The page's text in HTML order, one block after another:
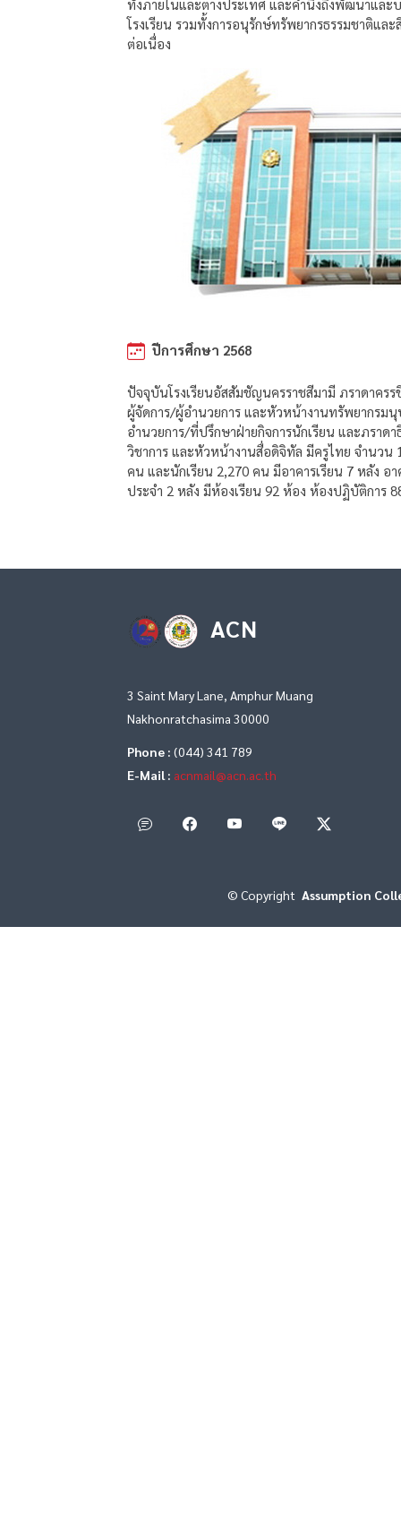
ทั้งภายในและต่างประเทศ และคำนึงถึงพัฒนาและ
โรงเรียน รวมทั้งการอนุรักษ์ทรัพยากรธรรมชาติแ
ต่อเนื่อง
ปีการศึกษา 2568
ปัจจุบันโรงเรียนอัสสัมชัญนครราชสีมามี ภราดาค
ผู้จัดการ/ผู้อำนวยการ และหัวหน้างานทรัพยากรม
อำนวยการ/ที่ปรึกษาฝ่ายกิจการนักเรียน และภราด
วิชาการ และหัวหน้างานสื่อดิจิทัล มีครูไทย จำนวน
คน และนักเรียน 2,270 คน มีอาคารเรียน 7 หลัง
ประจำ 2 หลัง มีห้องเรียน 92 ห้อง ห้องปฏิบัติการ
ACN
3 Saint Mary Lane, Amphur Muang
Nakhonratchasima 30000
Phone : (044) 341 789
E-Mail : acnmail@acn.ac.th
© Copyright Assumption